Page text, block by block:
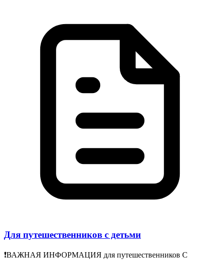
Для путешественников с детьми
❗️ВАЖНАЯ ИНФОРМАЦИЯ для путешественников С